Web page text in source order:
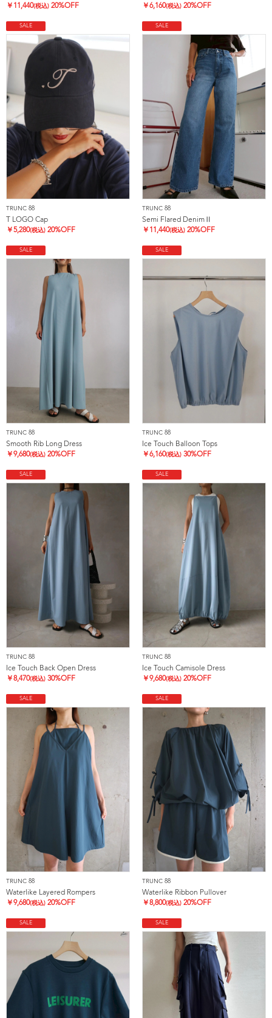
￥ 11,440(税込) 20%OFF
￥6,160(税込) 20%OFF
SALE
TRUNC 88
T LOGO Cap
￥5,280(税込) 20%OFF
SALE
TRUNC 88
Semi Flared DenimⅡ
￥ 11,440(税込) 20%OFF
SALE
TRUNC 88
Smooth Rib Long Dress
￥9,680(税込) 20%OFF
SALE
TRUNC 88
Ice Touch Balloon Tops
￥6,160(税込) 30%OFF
SALE
TRUNC 88
Ice Touch Back Open Dress
￥8,470(税込) 30%OFF
SALE
TRUNC 88
Ice Touch Camisole Dress
￥9,680(税込) 20%OFF
SALE
TRUNC 88
Waterlike Layered Rompers
￥9,680(税込) 20%OFF
SALE
TRUNC 88
Waterlike Ribbon Pullover
￥8,800(税込) 20%OFF
SALE SALE